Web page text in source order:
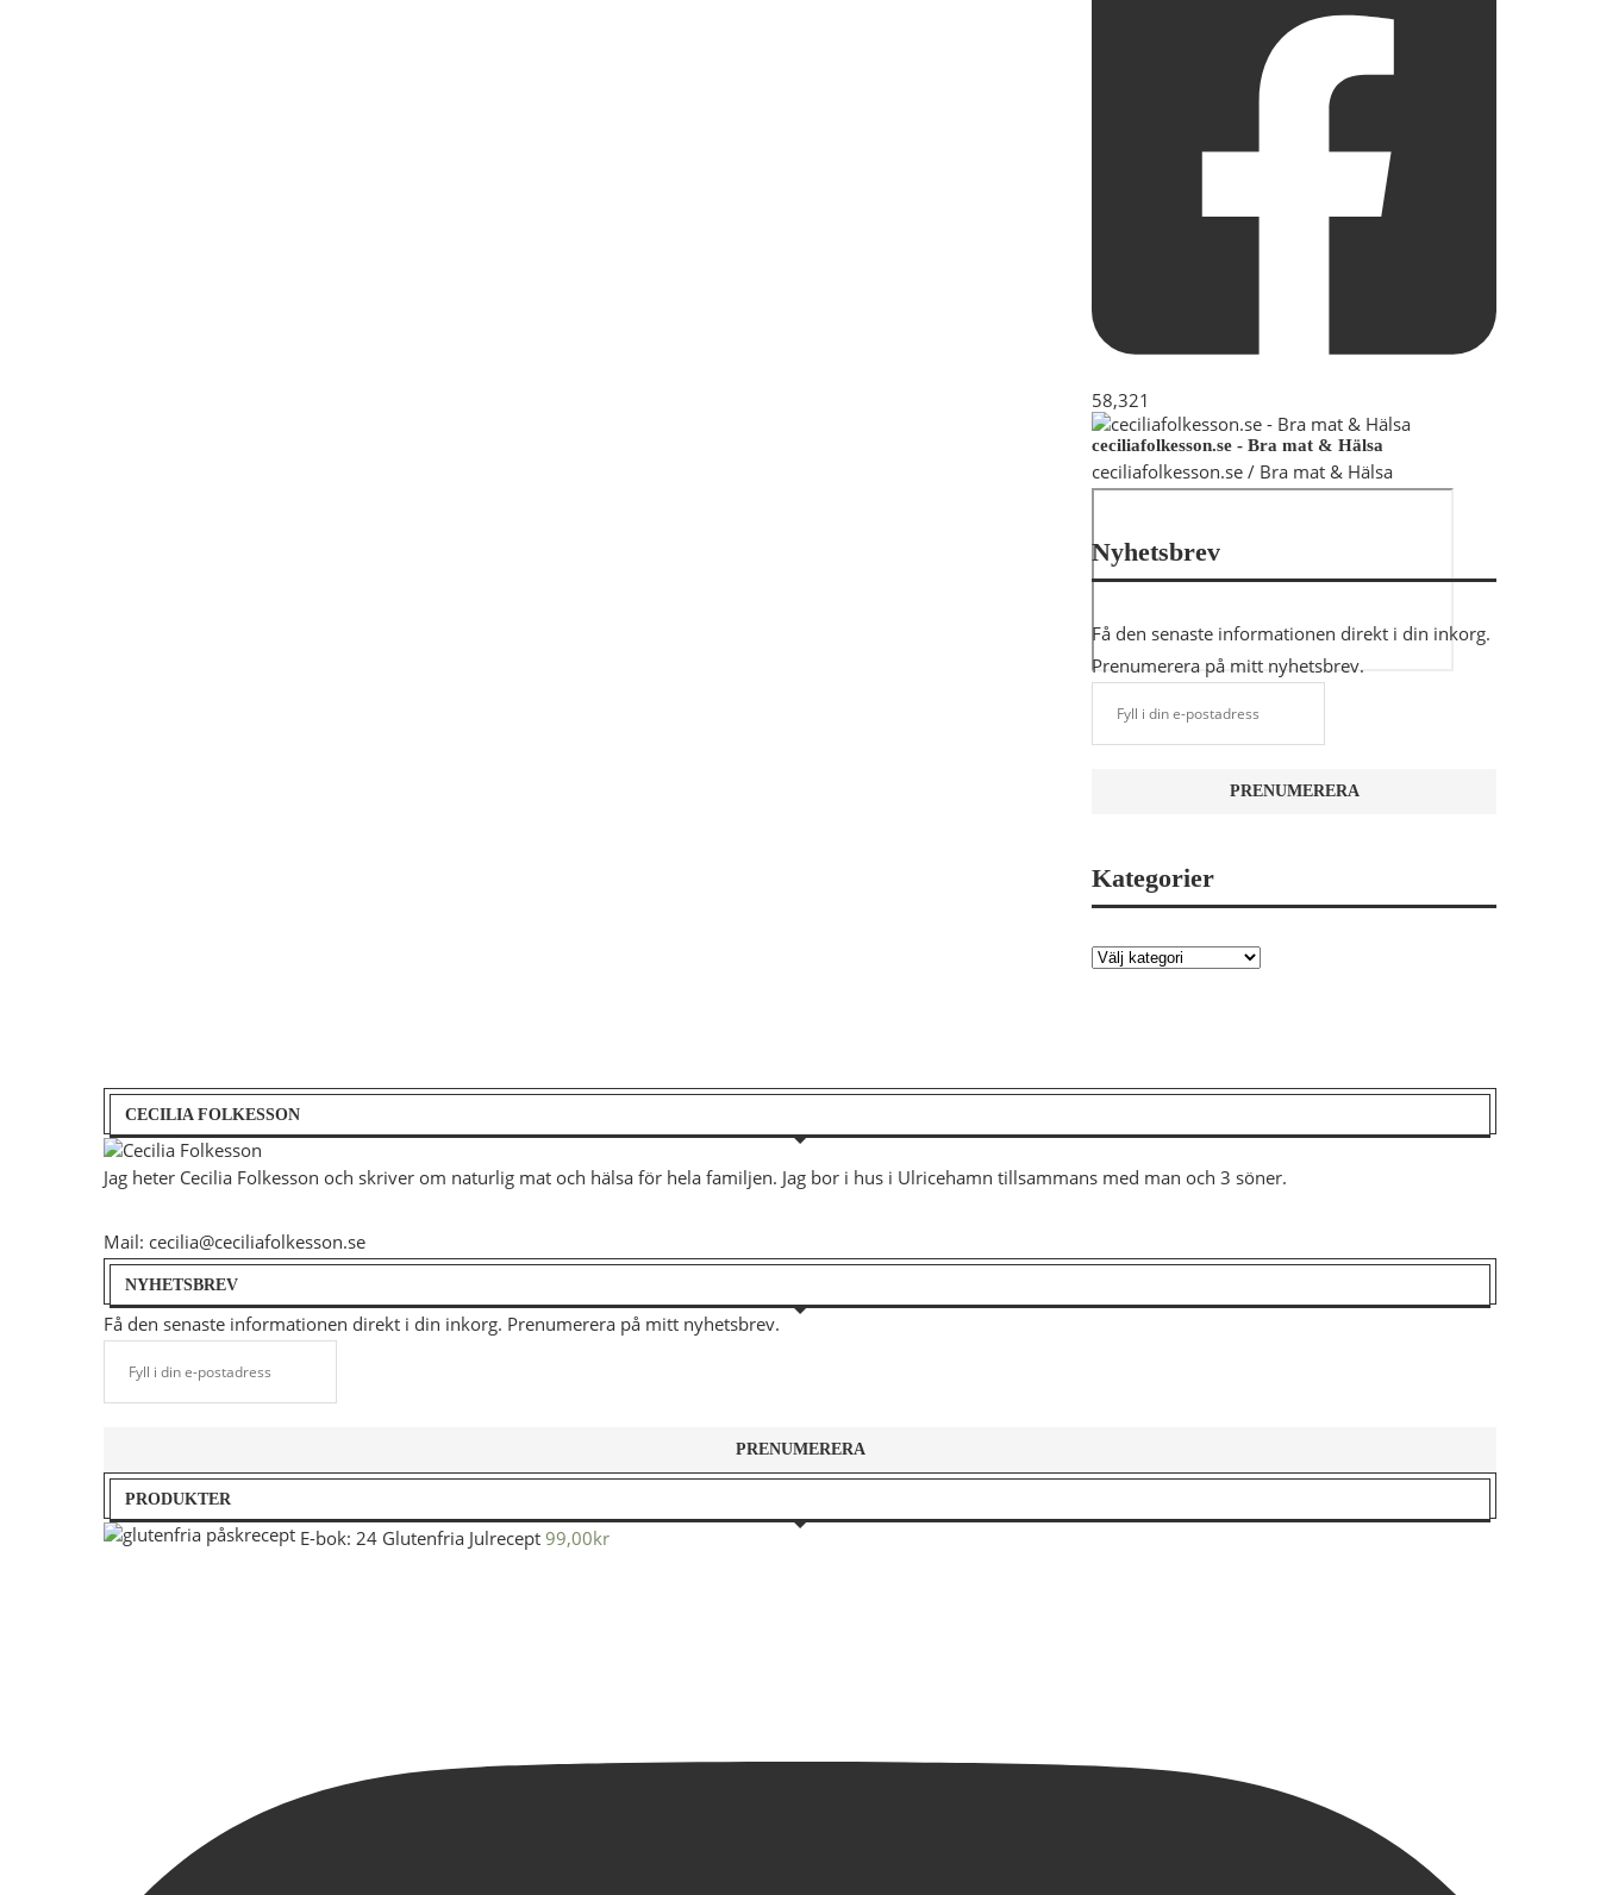
58,321
ceciliafolkesson.se - Bra mat & Hälsa
ceciliafolkesson.se / Bra mat & Hälsa
Nyhetsbrev
Få den senaste informationen direkt i din inkorg.
Prenumerera på mitt nyhetsbrev.
Kategorier
CECILIA FOLKESSON
Jag heter Cecilia Folkesson och skriver om naturlig mat och hälsa för hela familjen. Jag bor i hus i Ulricehamn tillsammans med man och 3 söner.
Mail: cecilia@ceciliafolkesson.se
NYHETSBREV
Få den senaste informationen direkt i din inkorg. Prenumerera på mitt nyhetsbrev.
PRODUKTER
E-bok: 24 Glutenfria Julrecept 99,00kr